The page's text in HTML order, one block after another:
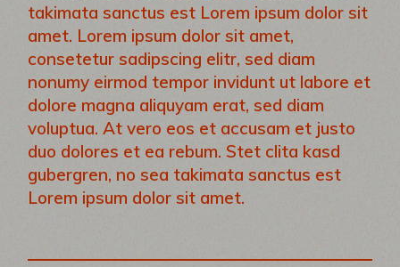
takimata sanctus est Lorem ipsum dolor sit
amet. Lorem ipsum dolor sit amet,
consetetur sadipscing elitr, sed diam
nonumy eirmod tempor invidunt ut labore et
dolore magna aliquyam erat, sed diam
voluptua. At vero eos et accusam et justo
duo dolores et ea rebum. Stet clita kasd
gubergren, no sea takimata sanctus est
Lorem ipsum dolor sit amet.